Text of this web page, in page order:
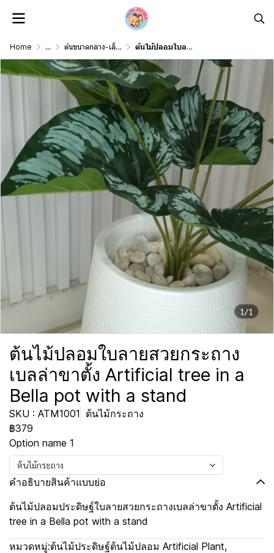
Home ... ต้นขนาดกลาง-เล็ก Middle-Small Size ต้นไม้ปลอมใบลายสวยกระถางเบลล่าขาตั้ง Artificial tree in a Bella pot with a stand
1/1
ต้นไม้ปลอมใบลายสวยกระถาง
เบลล่าขาตั้ง Artificial tree in a
Bella pot with a stand
SKU : ATM1001 ต้นไม้กระถาง
฿379
Option name 1
ต้นไม้กระถาง
คำอธิบายสินค้าแบบย่อ
ต้นไม้ปลอมประดิษฐ์ใบลายสวยกระถางเบลล่าขาตั้ง Artificial
tree in a Bella pot with a stand
หมวดหมู่:ต้นไม้ประดิษฐ์ต้นไม้ปลอม Artificial Plant,